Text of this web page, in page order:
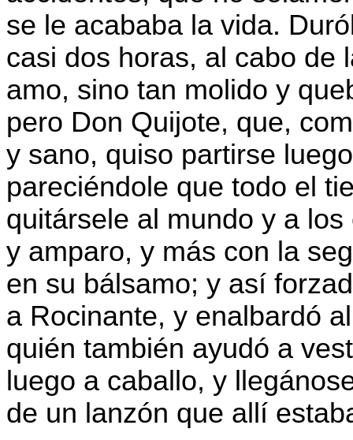
se le acababa la vida.
casi dos horas, al cabo de
amo, sino tan molido y
pero Don Quijote, que,
y sano, quiso partirse
pareciéndole que todo el
quitársele al mundo y a
y amparo, y más con la
en su bálsamo; y así
a Rocinante, y enalbardó
quién también ayudó a
luego a caballo, y
de un lanzón que allí